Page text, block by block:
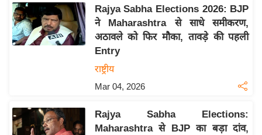
प
र
मि
मि
सा
Rajya Sabha Elections 2026: BJP
ने Maharashtra से साधे समीकरण,
अठावले को फिर मौका, तावड़े की पहली
Entry
राष्ट्रीय
Mar 04, 2026
Rajya Sabha Elections:
Maharashtra से BJP का बड़ा दांव,